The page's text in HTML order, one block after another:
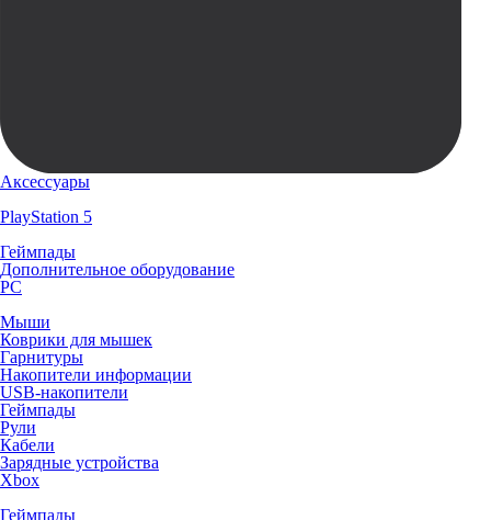
Аксессуары
PlayStation 5
Геймпады
Дополнительное оборудование
PC
Мыши
Коврики для мышек
Гарнитуры
Накопители информации
USB-накопители
Геймпады
Рули
Кабели
Зарядные устройства
Xbox
Геймпады